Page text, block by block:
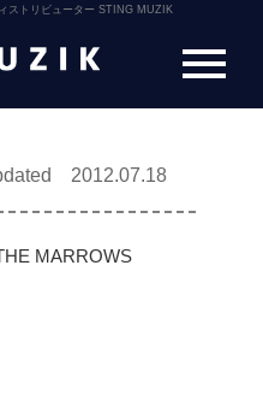
ストリビューター STING MUZIK
2012.07.18
MARROWS